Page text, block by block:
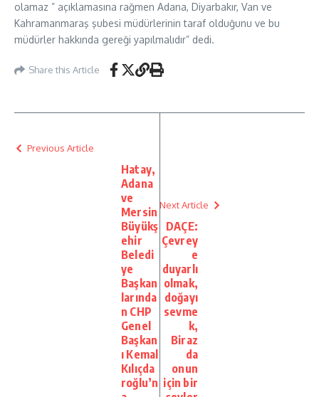
olamaz ” açıklamasına rağmen Adana, Diyarbakır, Van ve
Kahramanmaraş şubesi müdürlerinin taraf olduğunu ve bu
müdürler hakkında gereği yapılmalıdır” dedi.
Share this Article
Previous Article
Hatay,
Adana
ve
Mersin
Büyükş
ehir
Beledi
ye
Başkan
larında
n CHP
Genel
Başkan
ı Kemal
Kılıçda
roğlu’n
Next Article
DAÇE:
Çevrey
e
duyarlı
olmak,
doğayı
sevme
k,
Biraz
da
onun
için bir